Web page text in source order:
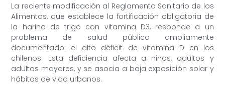
La reciente modificación al Reglamento Sanitario de los
Alimentos, que establece la fortificación obligatoria de
la harina de trigo con vitamina D3, responde a un
problema de salud pública ampliamente
documentado: el alto déficit de vitamina D en los
chilenos. Esta deficiencia afecta a niños, adultos y
adultos mayores, y se asocia a baja exposición solar y
hábitos de vida urbanos.